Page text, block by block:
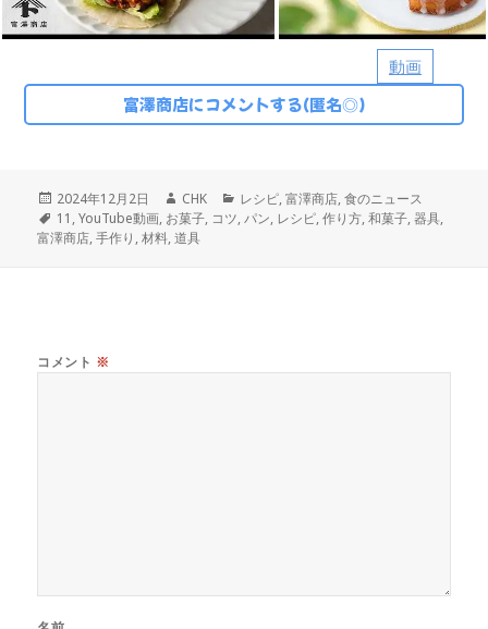
動画
富澤商店にコメントする(匿名◎)
投
稿
日:
2024年12月2日
作
成
者
CHK
カ
テ
レシピ,富澤商店,食のニュース
タ
グ
11 ,YouTube動画, お菓子, コツ,パン, レシピ,作り方,和菓子,器具,
富澤商店,手作り ,材料,道具
コメント ※